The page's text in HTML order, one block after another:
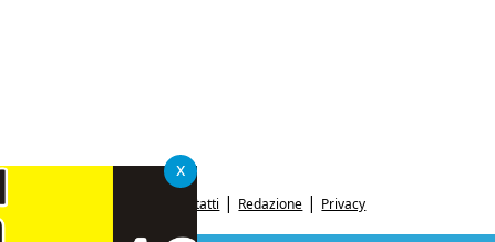
x
Contatti | Redazione | Privacy